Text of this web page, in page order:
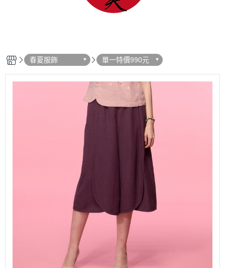
春夏服飾 單一特價990元